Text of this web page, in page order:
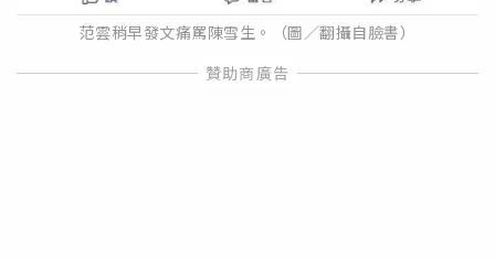
范雲稍早發文痛罵陳雪生。（圖／翻攝自臉書）